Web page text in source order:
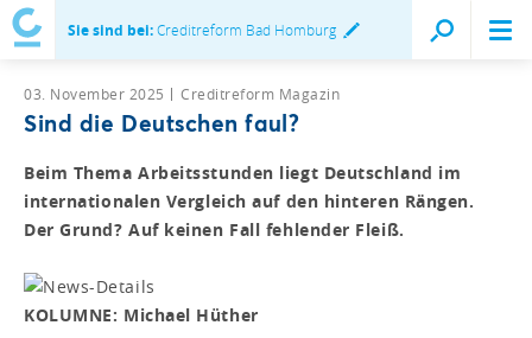
Sie sind bei:Creditreform Bad Homburg
03. November 2025 Creditreform Magazin
Sind die Deutschen faul?
Beim Thema Arbeitsstunden liegt Deutschland im
internationalen Vergleich auf den hinteren Rängen.
Der Grund? Auf keinen Fall fehlender Fleiß.
KOLUMNE: Michael Hüther